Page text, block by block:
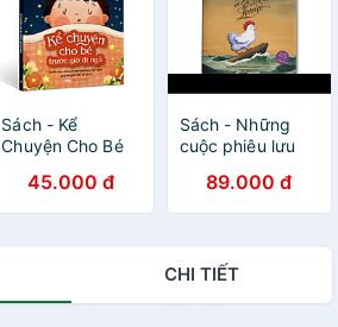
Sách - Kể
Chuyện Cho Bé
- Tuyển Chọn
Những Mẫu
45.000 đ
Sách - Những
cuộc phiêu lưu
Louis - Bìa Cứng
89.000 đ
CHI TIẾT